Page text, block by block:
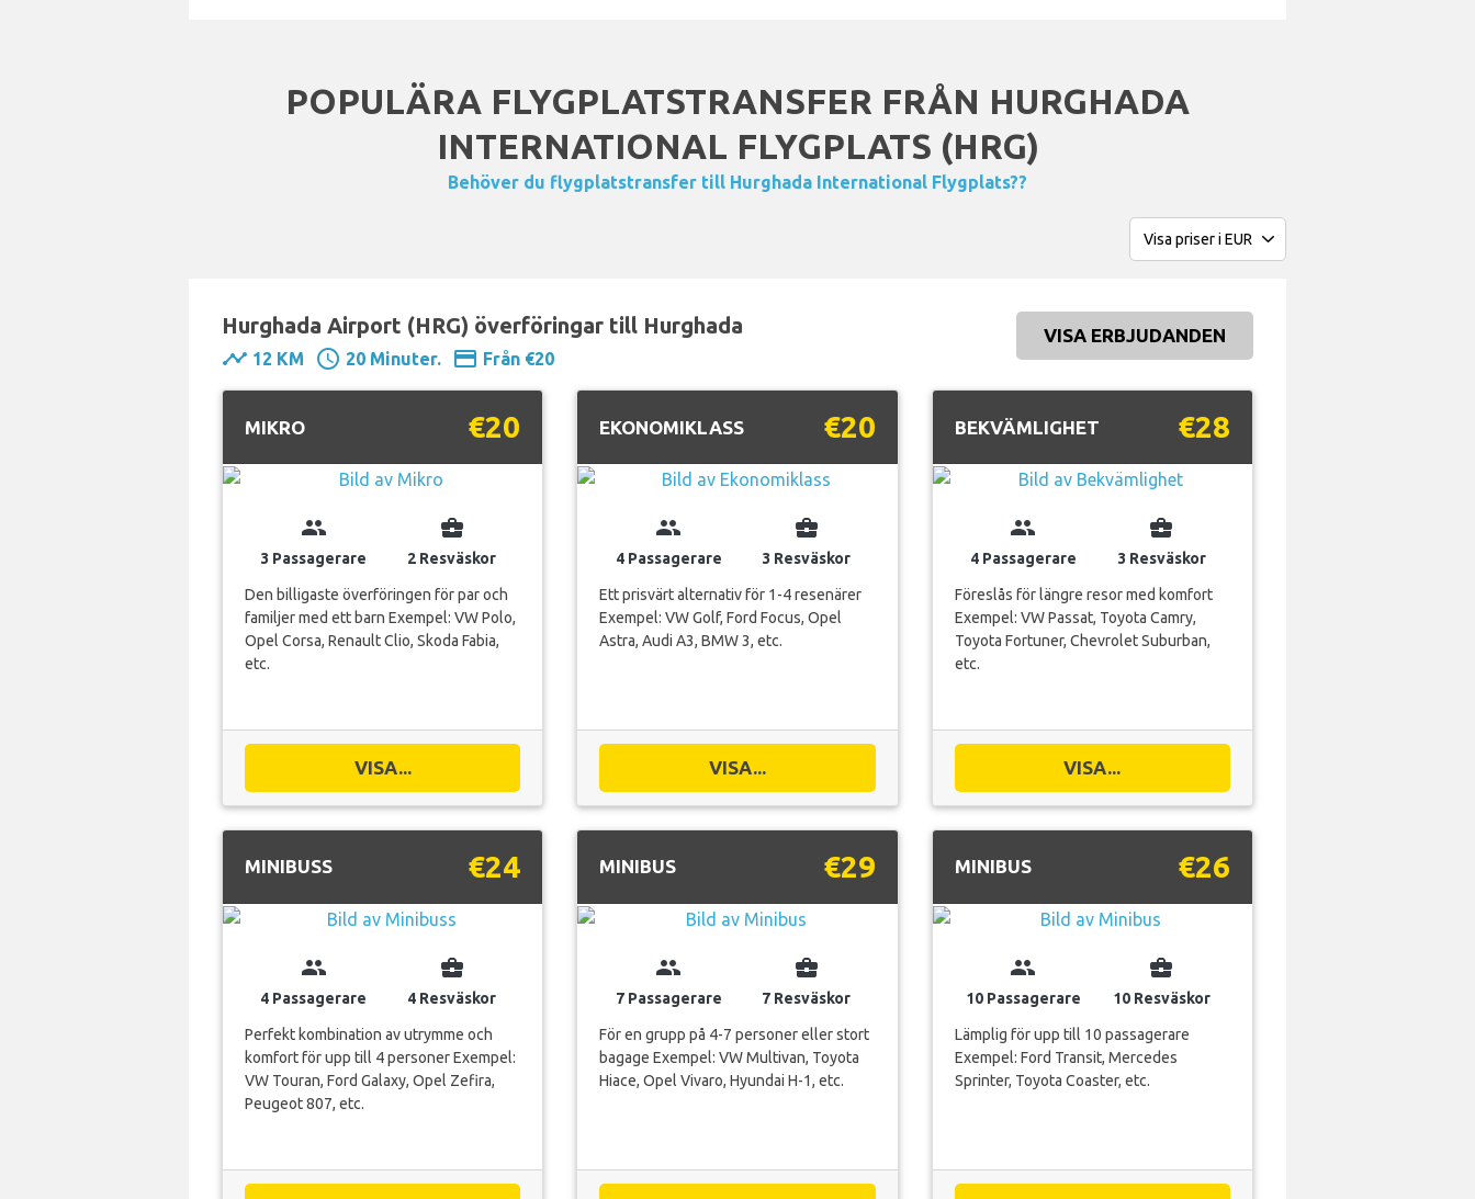
POPULÄRA FLYGPLATSTRANSFER FRÅN HURGHADA
INTERNATIONAL FLYGPLATS (HRG)
Behöver du flygplatstransfer till Hurghada International Flygplats??
Hurghada Airport (HRG) överföringar till Hurghada
timeline 12 KM schedule 20 Minuter. payment Från €20
VISA ERBJUDANDEN
MIKRO €20
group
3 Passagerare
business_center
2 Resväskor
Den billigaste överföringen för par och
familjer med ett barn Exempel: VW Polo,
Opel Corsa, Renault Clio, Skoda Fabia,
etc.
VISA...
EKONOMIKLASS €20
group
4 Passagerare
business_center
3 Resväskor
Ett prisvärt alternativ för 1-4 resenärer
Exempel: VW Golf, Ford Focus, Opel
Astra, Audi A3, BMW 3, etc.
VISA...
BEKVÄMLIGHET €28
group
4 Passagerare
business_center
3 Resväskor
Föreslås för längre resor med komfort
Exempel: VW Passat, Toyota Camry,
Toyota Fortuner, Chevrolet Suburban,
etc.
VISA...
MINIBUSS €24
group
4 Passagerare
business_center
4 Resväskor
Perfekt kombination av utrymme och
komfort för upp till 4 personer Exempel:
VW Touran, Ford Galaxy, Opel Zefira,
Peugeot 807, etc.
MINIBUS €29
group
7 Passagerare
business_center
7 Resväskor
För en grupp på 4-7 personer eller stort
bagage Exempel: VW Multivan, Toyota
Hiace, Opel Vivaro, Hyundai H-1, etc.
MINIBUS €26
group
10 Passagerare
business_center
10 Resväskor
Lämplig för upp till 10 passagerare
Exempel: Ford Transit, Mercedes
Sprinter, Toyota Coaster, etc.